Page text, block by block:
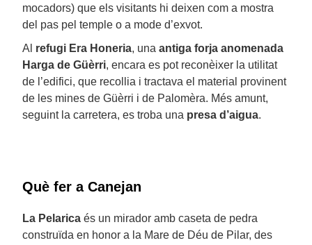
mocadors) que els visitants hi deixen com a mostra
del pas pel temple o a mode d’exvot.
Al refugi Era Honeria, una antiga forja anomenada
Harga de Güèrri, encara es pot reconèixer la utilitat
de l’edifici, que recollia i tractava el material provinent
de les mines de Güèrri i de Palomèra. Més amunt,
seguint la carretera, es troba una presa d’aigua.
Què fer a Canejan
La Pelarica és un mirador amb caseta de pedra
construïda en honor a la Mare de Déu de Pilar, des